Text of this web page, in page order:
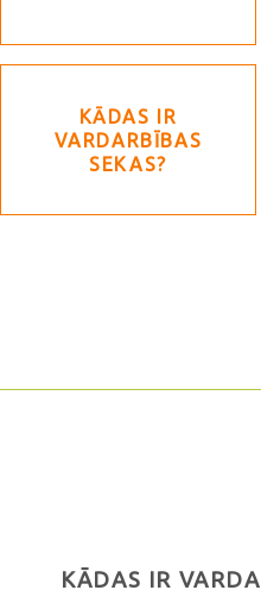
KĀDAS IR
VARDARBĪBAS
SEKAS?
KĀDAS IR